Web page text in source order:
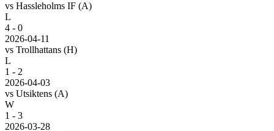
vs Hassleholms IF (A)
L
4 - 0
2026-04-11
vs Trollhattans (H)
L
1 - 2
2026-04-03
vs Utsiktens (A)
W
1 - 3
2026-03-28